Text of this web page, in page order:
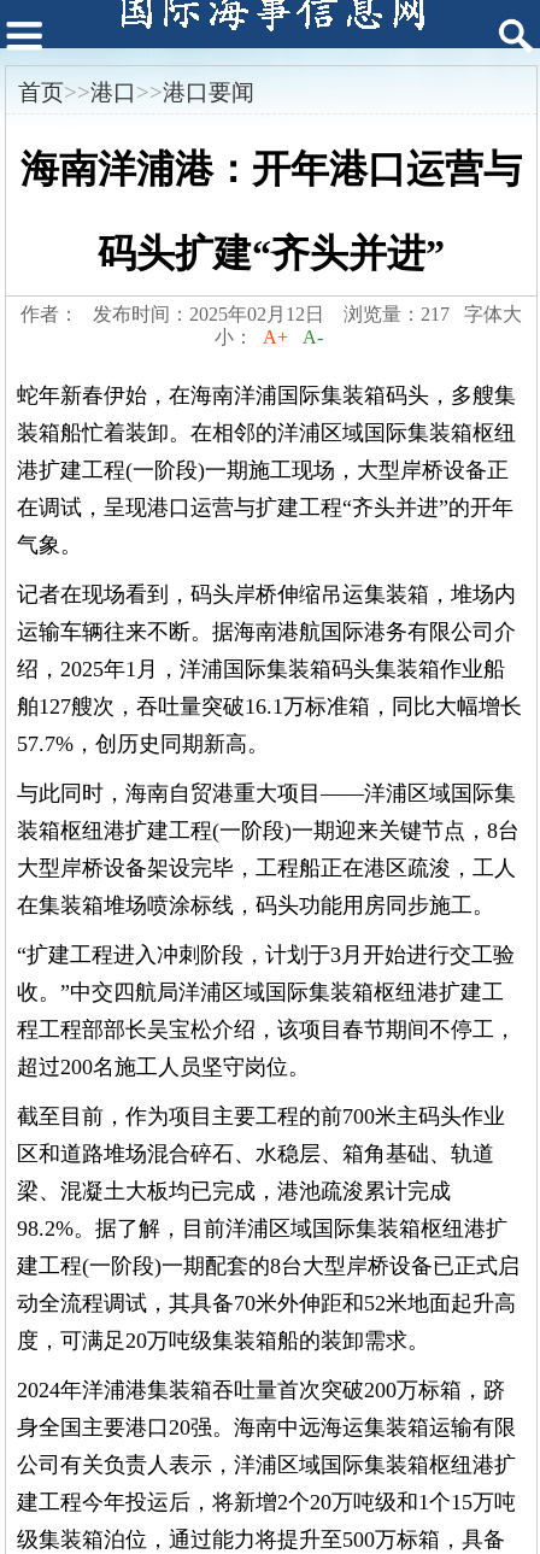
首页>>港口>>港口要闻
海南洋浦港：开年港口运营与
码头扩建“齐头并进”
作者： 发布时间：2025年02月12日 浏览量：217 字体大
小：
A+ A-
蛇年新春伊始，在海南洋浦国际集装箱码头，多艘集
装箱船忙着装卸。在相邻的洋浦区域国际集装箱枢纽
港扩建工程(一阶段)一期施工现场，大型岸桥设备正
在调试，呈现港口运营与扩建工程“齐头并进”的开年
气象。
记者在现场看到，码头岸桥伸缩吊运集装箱，堆场内
运输车辆往来不断。据海南港航国际港务有限公司介
绍，2025年1月，洋浦国际集装箱码头集装箱作业船
舶127艘次，吞吐量突破16.1万标准箱，同比大幅增长
57.7%，创历史同期新高。
与此同时，海南自贸港重大项目——洋浦区域国际集
装箱枢纽港扩建工程(一阶段)一期迎来关键节点，8台
大型岸桥设备架设完毕，工程船正在港区疏浚，工人
在集装箱堆场喷涂标线，码头功能用房同步施工。
“扩建工程进入冲刺阶段，计划于3月开始进行交工验
收。”中交四航局洋浦区域国际集装箱枢纽港扩建工
程工程部部长吴宝松介绍，该项目春节期间不停工，
超过200名施工人员坚守岗位。
截至目前，作为项目主要工程的前700米主码头作业
区和道路堆场混合碎石、水稳层、箱角基础、轨道
梁、混凝土大板均已完成，港池疏浚累计完成
98.2%。据了解，目前洋浦区域国际集装箱枢纽港扩
建工程(一阶段)一期配套的8台大型岸桥设备已正式启
动全流程调试，其具备70米外伸距和52米地面起升高
度，可满足20万吨级集装箱船的装卸需求。
2024年洋浦港集装箱吞吐量首次突破200万标箱，跻
身全国主要港口20强。海南中远海运集装箱运输有限
公司有关负责人表示，洋浦区域国际集装箱枢纽港扩
建工程今年投运后，将新增2个20万吨级和1个15万吨
级集装箱泊位，通过能力将提升至500万标箱，具备